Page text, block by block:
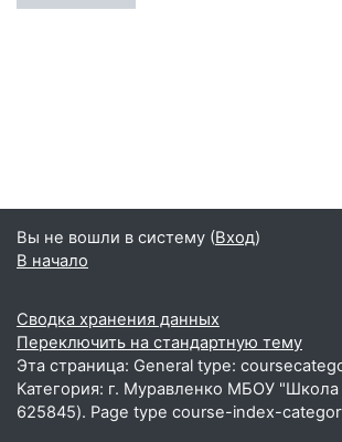
Вы не вошли в систему (Вход)
В начало
Сводка хранения данных
Переключить на стандартную тему
Эта страница: General type:
Категория: г. Муравленко МБОУ
625845). Page type course-index-